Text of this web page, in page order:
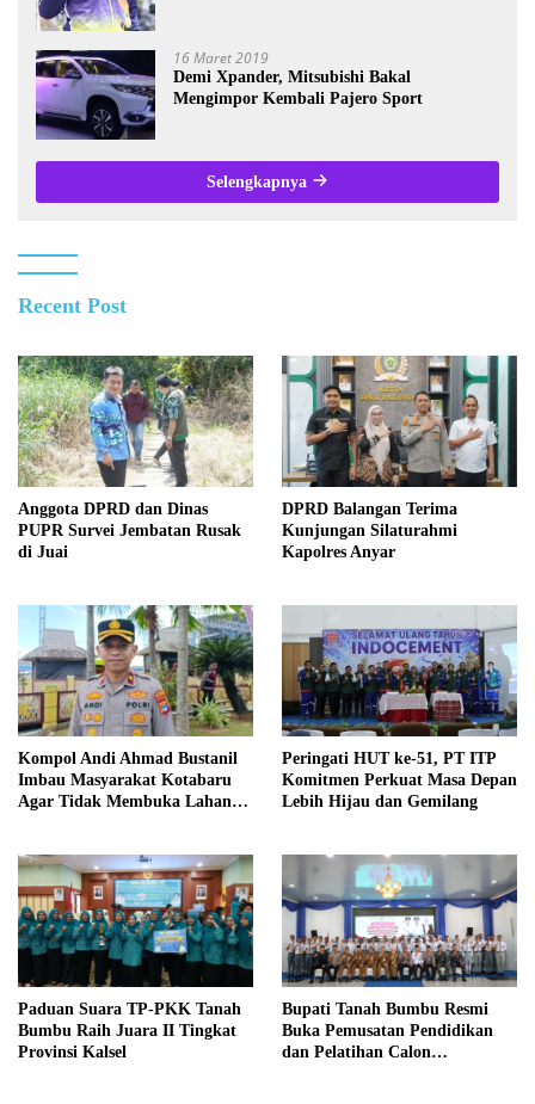
16 Maret 2019
Demi Xpander, Mitsubishi Bakal
Mengimpor Kembali Pajero Sport
Selengkapnya
Recent Post
Anggota DPRD dan Dinas
PUPR Survei Jembatan Rusak
di Juai
DPRD Balangan Terima
Kunjungan Silaturahmi
Kapolres Anyar
Kompol Andi Ahmad Bustanil
Imbau Masyarakat Kotabaru
Agar Tidak Membuka Lahan
Peringati HUT ke-51, PT ITP
Komitmen Perkuat Masa Depan
Lebih Hijau dan Gemilang
Paduan Suara TP-PKK Tanah
Bumbu Raih Juara II Tingkat
Provinsi Kalsel
Bupati Tanah Bumbu Resmi
Buka Pemusatan Pendidikan
dan Pelatihan Calon